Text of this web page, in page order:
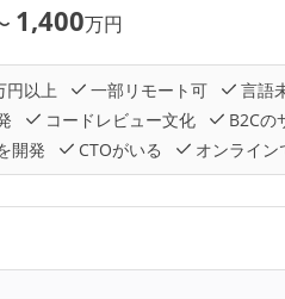
1,400万円
以上 一部リモート可 言語
コードレビュー文化 B2Cの
開発
CTOがいる オンライン